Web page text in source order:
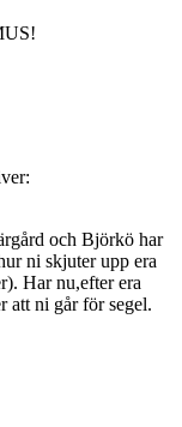
och Björkö har
ni skjuter upp era
Har nu,efter era
att ni går för segel.